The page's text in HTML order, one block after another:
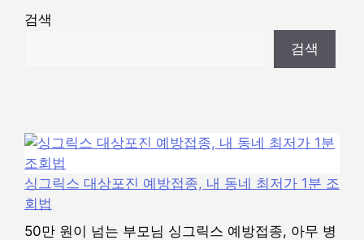
검색
검색
싱그릭스 대상포진 예방접종, 내 동네 최저가 1분 조
회법
50만 원이 넘는 부모님 싱그릭스 예방접종, 아무 병